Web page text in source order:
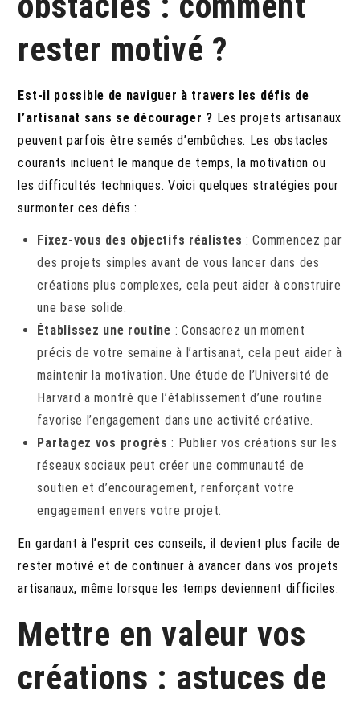
rester motivé ?
Est-il possible de naviguer à travers les défis de
l’artisanat sans se décourager ? Les projets artisanaux
peuvent parfois être semés d’embûches. Les obstacles
courants incluent le manque de temps, la motivation ou
les difficultés techniques. Voici quelques stratégies pour
surmonter ces défis :
Fixez-vous des objectifs réalistes : Commencez par
des projets simples avant de vous lancer dans des
créations plus complexes, cela peut aider à construire
une base solide.
Établissez une routine : Consacrez un moment
précis de votre semaine à l’artisanat, cela peut aider à
maintenir la motivation. Une étude de l’Université de
Harvard a montré que l’établissement d’une routine
favorise l’engagement dans une activité créative.
Partagez vos progrès : Publier vos créations sur les
réseaux sociaux peut créer une communauté de
soutien et d’encouragement, renforçant votre
engagement envers votre projet.
En gardant à l’esprit ces conseils, il devient plus facile de
rester motivé et de continuer à avancer dans vos projets
artisanaux, même lorsque les temps deviennent difficiles.
Mettre en valeur vos
créations : astuces de